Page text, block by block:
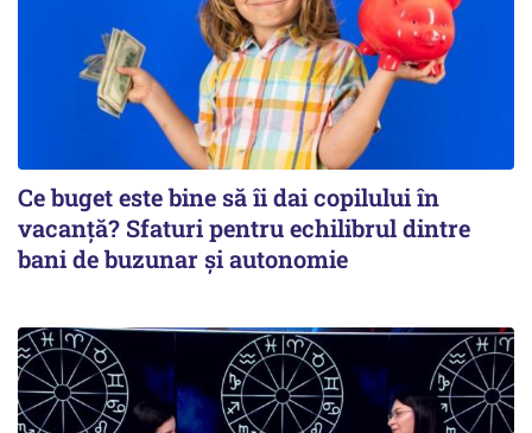
Ce buget este bine să îi dai copilului în
vacanță? Sfaturi pentru echilibrul dintre
bani de buzunar și autonomie